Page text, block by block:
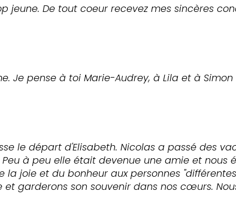
jeune. De tout coeur recevez mes sincères
Je pense à toi Marie-Audrey, à Lila et à
le départ d'Elisabeth. Nicolas a passé des
à peu elle était devenue une amie et nous
joie et du bonheur aux personnes
garderons son souvenir dans nos cœurs.